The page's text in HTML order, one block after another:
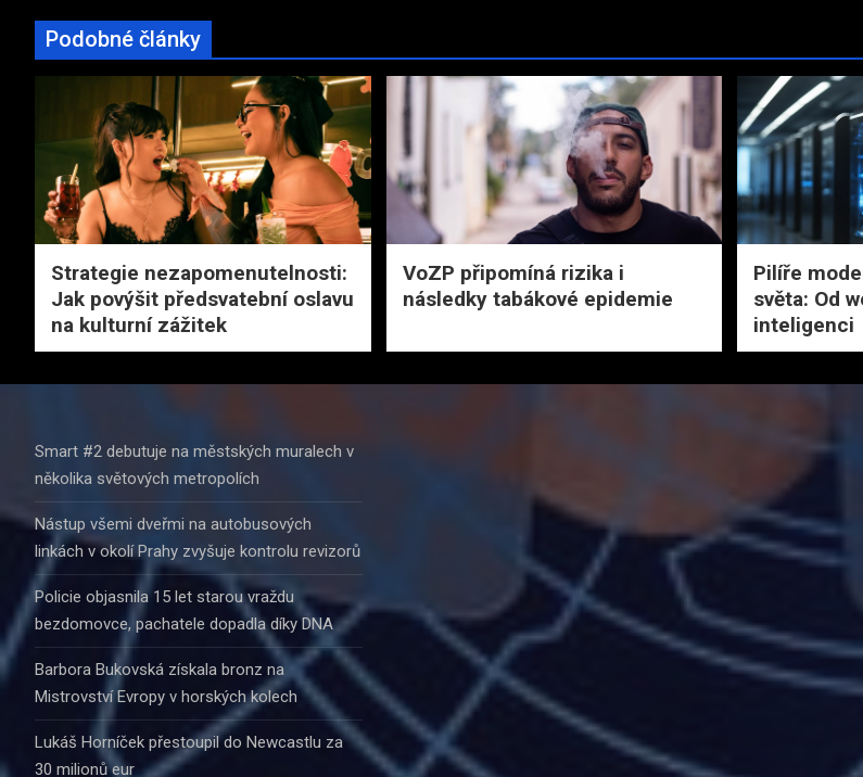
Podobné články
Strategie nezapomenutelnosti:
Jak povýšit předsvatební oslavu
na kulturní zážitek
VoZP připomíná rizika i
následky tabákové epidemie
Pilíře
světa: Od
inteligenci
Smart #2 debutuje na městských muralech v
několika světových metropolích
Nástup všemi dveřmi na autobusových
linkách v okolí Prahy zvyšuje kontrolu revizorů
Policie objasnila 15 let starou vraždu
bezdomovce, pachatele dopadla díky DNA
Barbora Bukovská získala bronz na
Mistrovství Evropy v horských kolech
Lukáš Horníček přestoupil do Newcastlu za
30 milionů eur